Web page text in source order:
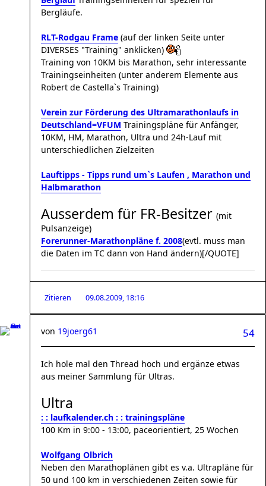
Bergläufe.
RLT-Rodgau Frame (auf der linken Seite unter
DIVERSES "Training" anklicken)
Training von 10KM bis Marathon, sehr interessante
Trainingseinheiten (unter anderem Elemente aus
Robert de Castella`s Training)
Verein zur Förderung des Ultramarathonlaufs in
Deutschland=VFUM Trainingspläne für Anfänger,
10KM, HM, Marathon, Ultra und 24h-Lauf mit
unterschiedlichen Zielzeiten
Lauftipps - Tipps rund um`s Laufen , Marathon und
Halbmarathon
Ausserdem für FR-Besitzer (mit
Pulsanzeige)
Forerunner-Marathonpläne f. 2008(evtl. muss man
die Daten im TC dann von Hand ändern)[/QUOTE]
Zitieren 09.08.2009, 18:16
54
von 19joerg61
Ich hole mal den Thread hoch und ergänze etwas
aus meiner Sammlung für Ultras.
Ultra
: : laufkalender.ch : : trainingspläne
100 Km in 9:00 - 13:00, paceorientiert, 25 Wochen
Wolfgang Olbrich
Neben den Marathoplänen gibt es v.a. Ultrapläne für
50 und 100 km in verschiedenen Zeiten sowie für